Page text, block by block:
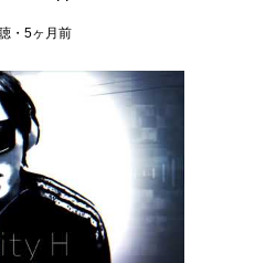
・5ヶ月前